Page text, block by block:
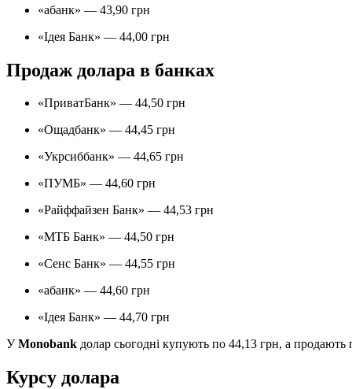
«абанк» — 43,90 грн
«Ідея Банк» — 44,00 грн
Продаж долара в банках
«ПриватБанк» — 44,50 грн
«Ощадбанк» — 44,45 грн
«Укрсиббанк» — 44,65 грн
«ПУМБ» — 44,60 грн
«Райффайзен Банк» — 44,53 грн
«МТБ Банк» — 44,50 грн
«Сенс Банк» — 44,55 грн
«абанк» — 44,60 грн
«Ідея Банк» — 44,70 грн
УMonobank долар сьогодні купують по 44,13 грн, а продають
Курсу долара